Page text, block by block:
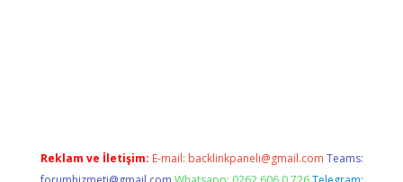
Reklam ve İletişim: E-mail: backlinkpaneli@gmail.com Teams: